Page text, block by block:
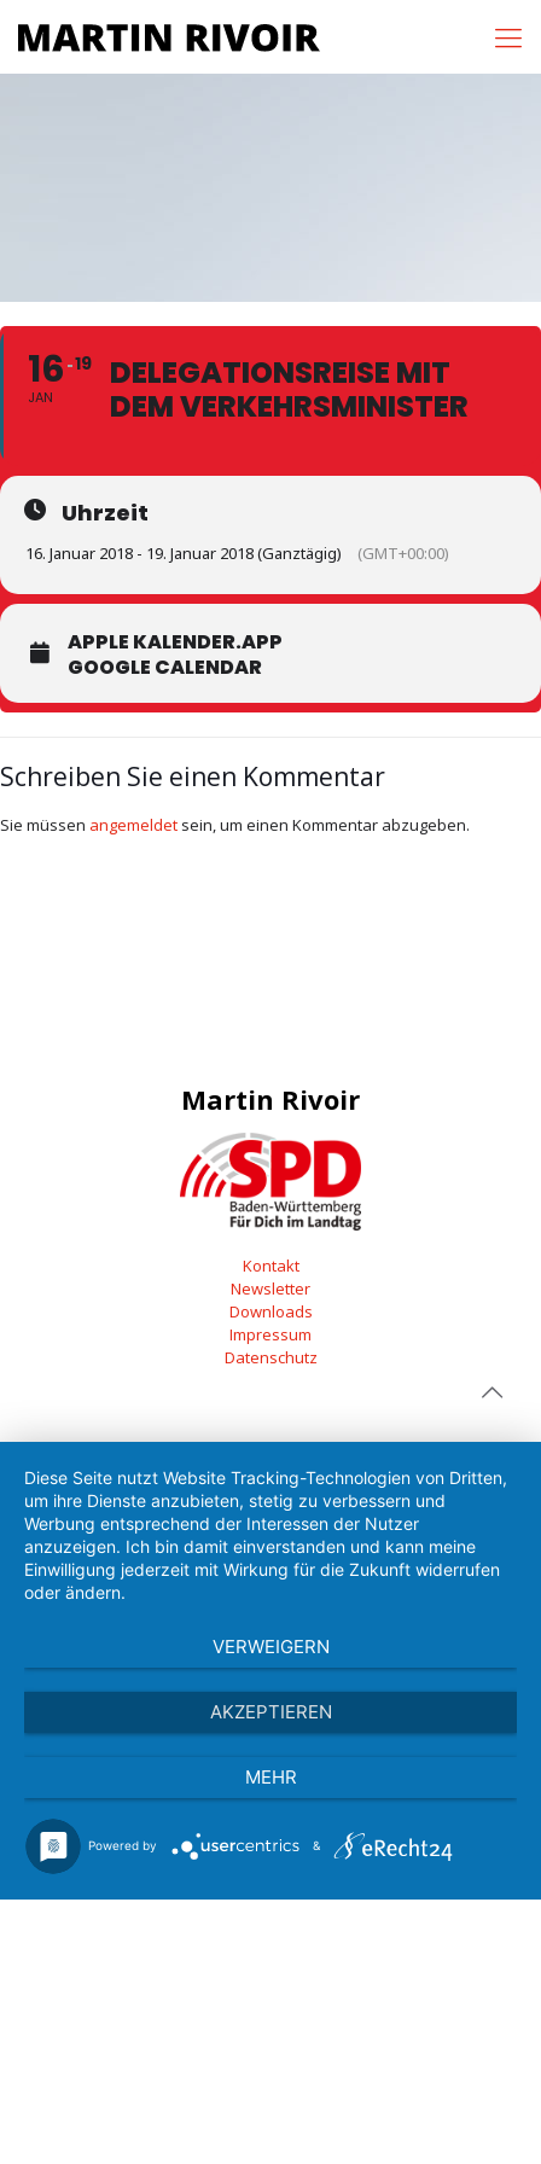
16
JAN
19
DELEGATIONSREISE MIT
DEM VERKEHRSMINISTER
Uhrzeit
16. Januar 2018 - 19. Januar 2018 (Ganztägig) (GMT+00:00)
APPLE KALENDER.APP
GOOGLE CALENDAR
Schreiben Sie einen Kommentar
Sie müssen angemeldet sein, um einen Kommentar abzugeben.
Martin Rivoir
Kontakt
Newsletter
Downloads
Impressum
Datenschutz
Diese Seite nutzt Website Tracking-Technologien von Dritten,
um ihre Dienste anzubieten, stetig zu verbessern und
Werbung entsprechend der Interessen der Nutzer
anzuzeigen. Ich bin damit einverstanden und kann meine
Einwilligung jederzeit mit Wirkung für die Zukunft widerrufen
oder ändern.
VERWEIGERN
AKZEPTIEREN
MEHR
Powered by &